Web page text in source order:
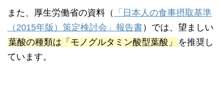
また、厚生労働省の資料（
「日本人の食事摂取基準
（2015年版）策定検討会」報告書）では、望ましい
葉酸の種類は「モノグルタミン酸型葉酸」
を推奨し
ています。